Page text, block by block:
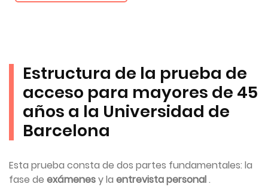
Estructura de la prueba de
acceso para mayores de 45
años a la Universidad de
Barcelona
Esta prueba consta de dos partes fundamentales: la
fase de exámenesy la entrevista personal.